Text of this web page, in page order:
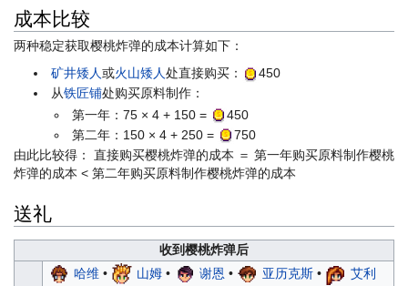
成本比较
两种稳定获取樱桃炸弹的成本计算如下：
矿井矮人或火山矮人处直接购买：
450
从铁匠铺处购买原料制作：
第一年：75 × 4 + 150 =
450
第二年：150 × 4 + 250 =
750
由此比较得： 直接购买樱桃炸弹的成本 ＝ 第一年购买原料制作樱桃
炸弹的成本 < 第二年购买原料制作樱桃炸弹的成本
送礼
收到樱桃炸弹后
哈维• 山姆• 谢恩 • 亚历克斯•
艾利